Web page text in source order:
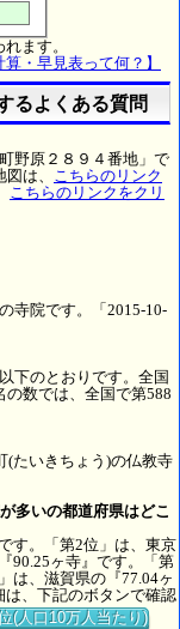
ます。
・早見表って何？】
るよくある質問
野原２８９４番地」で
は、 こちらのリンク
こちらのリンクをクリ
寺院です。「2015-10-
下のとおりです。全国
数では、全国で第588
(たいきちょう)の仏教寺
多いの都道府県はどこ
す。「第2位」は、東京
90.25ヶ寺』です。「第
は、滋賀県の『77.04ヶ
、下記のボタンで確認
(人口10万人当たり)